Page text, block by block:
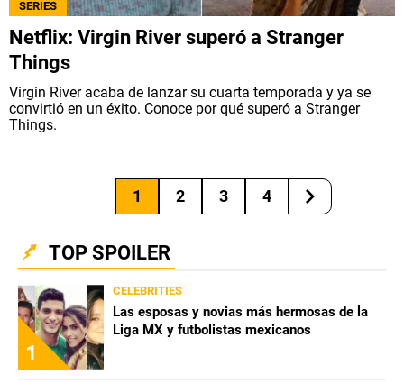
SERIES
Netflix: Virgin River superó a Stranger
Things
Virgin River acaba de lanzar su cuarta temporada y ya se
convirtió en un éxito. Conoce por qué superó a Stranger
Things.
1 2 3 4
TOP SPOILER
1
CELEBRITIES
Las esposas y novias más hermosas de la
Liga MX y futbolistas mexicanos